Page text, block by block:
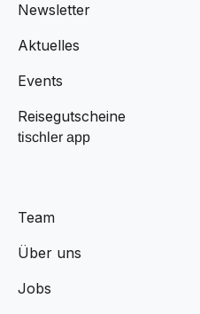
Newsletter
Aktuelles
Events
Reisegutscheine
tischler app
Team
Über uns
Jobs